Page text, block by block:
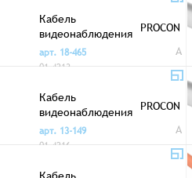
Кабель
видеонаблюдения
КВК-В-2 2x0,5мм²
PROCON
арт. 18-465
01-4213
A
Кабель
видеонаблюдения
КВК-В-2 2x0,5мм²
CCA
PROCON
арт. 13-149
01-4216
A
Кабель